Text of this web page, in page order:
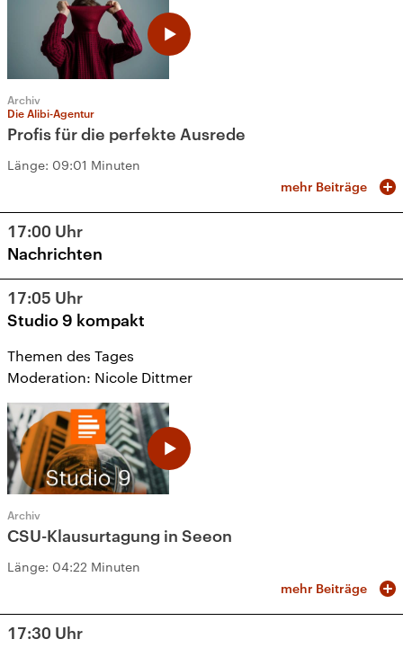
Archiv
Die Alibi-Agentur
Profis für die perfekte Ausrede
Länge: 09:01 Minuten
mehr Beiträge
17:00 Uhr
Nachrichten
17:05 Uhr
Studio 9 kompakt
Themen des Tages
Moderation: Nicole Dittmer
Archiv
CSU-Klausurtagung in Seeon
Länge: 04:22 Minuten
mehr Beiträge
17:30 Uhr